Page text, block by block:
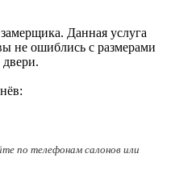
Данная услуга
не ошиблись с размерами
по телефонам салонов или